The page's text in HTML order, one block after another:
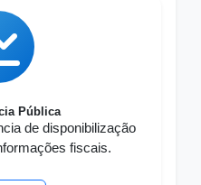
Pública
de disponibilização
fiscais.